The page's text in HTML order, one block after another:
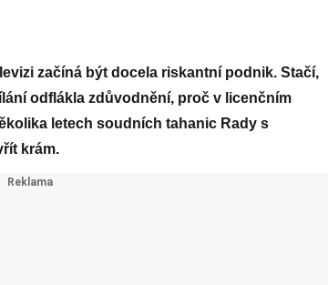
začíná být docela riskantní podnik. Stačí,
odflákla zdůvodnění, proč v licenčním
letech soudních tahanic Rady s
krám.